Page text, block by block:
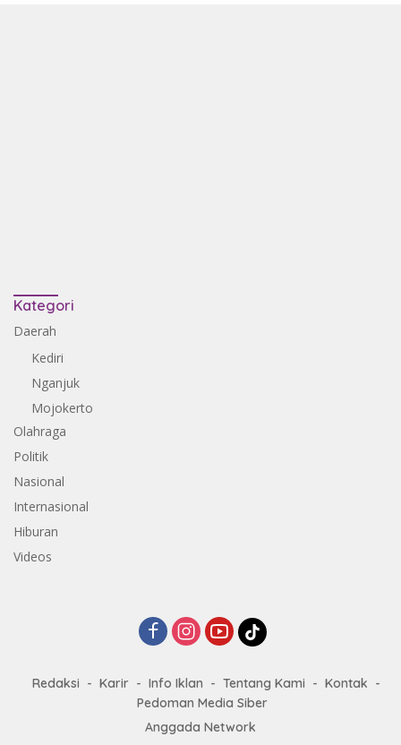
Kategori
Daerah
Kediri
Nganjuk
Mojokerto
Olahraga
Politik
Nasional
Internasional
Hiburan
Videos
Redaksi Karir Info Iklan Tentang Kami
Kontak
Pedoman Media Siber
Anggada Network